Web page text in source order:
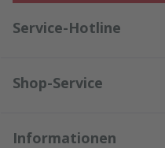
Service-Hotline
Shop-Service
Informationen